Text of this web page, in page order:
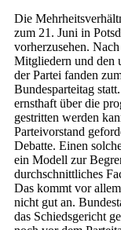
Die
zum 21. Juni in
vorherzusehen.
Mitgliedern und den
der Partei fanden
Bundesparteitag
ernsthaft über die
gestritten werden
Parteivorstand
Debatte. Einen
ein Modell zur
durchschnittliches
Das kommt vor
nicht gut an.
das Schiedsgericht